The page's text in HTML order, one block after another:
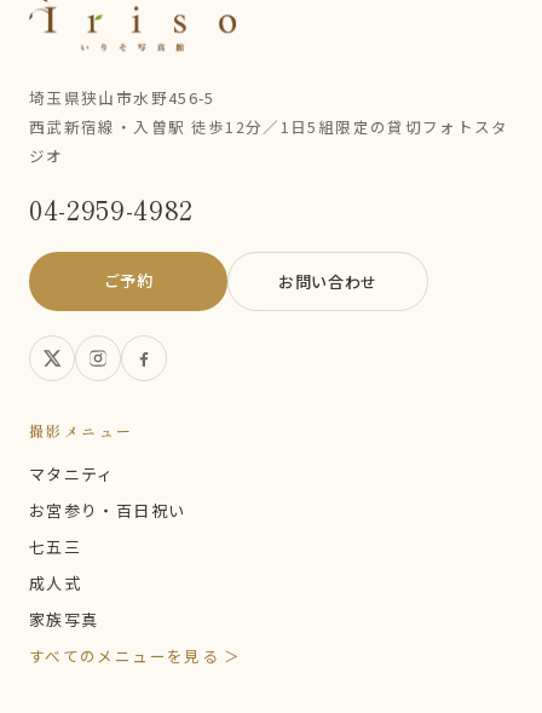
埼玉県狭山市水野456-5
西武新宿線・入曽駅 徒歩12分／1日5組限定の貸切フォトスタ
ジオ
04-2959-4982
ご予約 お問い合わせ
撮影メニュー
マタニティ
お宮参り・百日祝い
七五三
成人式
家族写真
すべてのメニューを見る ＞